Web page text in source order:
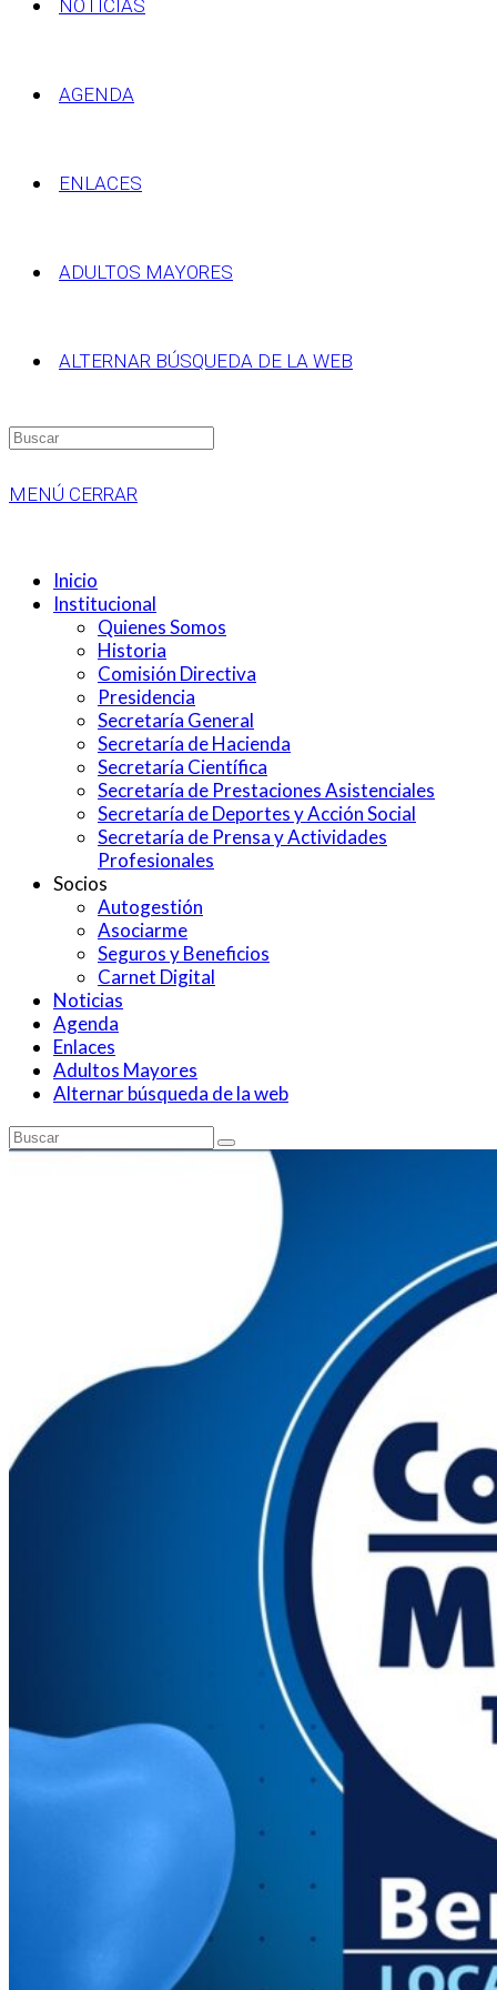
NOTICIAS
AGENDA
ENLACES
ADULTOS MAYORES
ALTERNAR BÚSQUEDA DE LA WEB
MENÚ CERRAR
Inicio
Institucional
Quienes Somos
Historia
Comisión Directiva
Presidencia
Secretaría General
Secretaría de Hacienda
Secretaría Científica
Secretaría de Prestaciones Asistenciales
Secretaría de Deportes y Acción Social
Secretaría de Prensa y Actividades
Profesionales
Socios
Autogestión
Asociarme
Seguros y Beneficios
Carnet Digital
Noticias
Agenda
Enlaces
Adultos Mayores
Alternar búsqueda de la web